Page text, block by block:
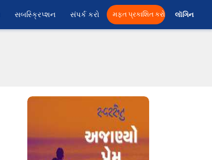
સબસ્ક્રિપ્શન સંપર્ક કરો મફત પ્રકાશિત કરો લૉગિન